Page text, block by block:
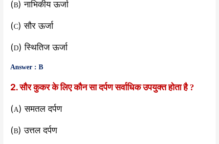
(B) नाभिकीय ऊर्जा
(C) सौर ऊर्जा
(D) स्थितिज ऊर्जा
Answer : B
2. सौर कुकर के लिए कौन सा दर्पण सर्वाधिक उपयुक्त होता है ?
(A) समतल दर्पण
(B) उत्तल दर्पण